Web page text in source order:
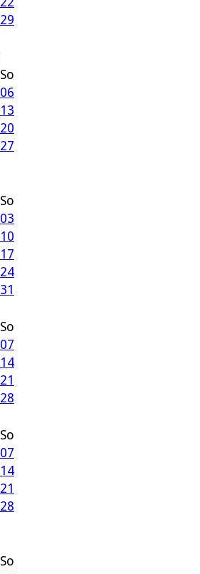
29
So
06
13
20
27
So
03
10
17
24
31
So
07
14
21
28
So
07
14
21
28
So